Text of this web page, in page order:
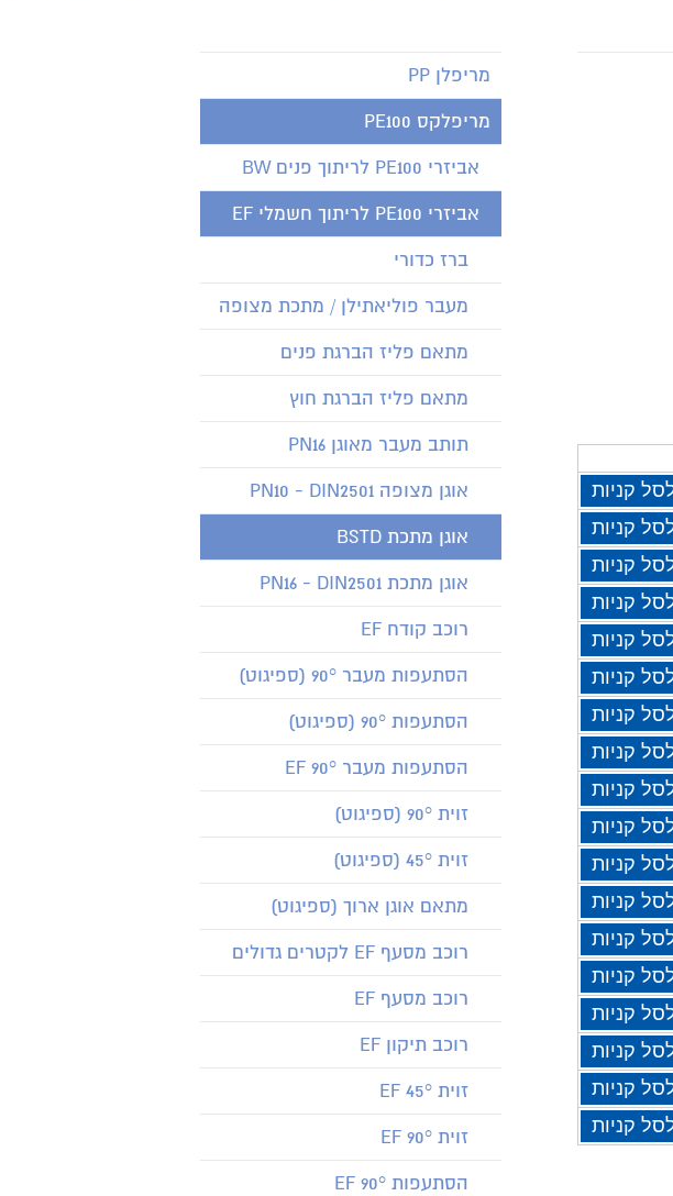
קניות
קניות
קניות
קניות
קניות
קניות
קניות
קניות
קניות
קניות
קניות
קניות
קניות
קניות
קניות
קניות
קניות
קניות
מריפלן PP
מריפלקס PE100
אביזרי PE100 לריתוך פנים BW
אביזרי PE100 לריתוך חשמלי EF
ברז כדורי
מעבר פוליאתילן / מתכת מצופה
מתאם פליז הברגת פנים
מתאם פליז הברגת חוץ
תותב מעבר מאוגן PN16
אוגן מצופה PN10 - DIN2501
אוגן מתכת BSTD
אוגן מתכת PN16 - DIN2501
רוכב קודח EF
הסתעפות מעבר 90° (ספיגוט)
הסתעפות 90° (ספיגוט)
הסתעפות מעבר 90° EF
זוית 90° (ספיגוט)
זוית 45° (ספיגוט)
מתאם אוגן ארוך (ספיגוט)
רוכב מסעף EF לקטרים גדולים
רוכב מסעף EF
רוכב תיקון EF
זוית 45° EF
זוית 90° EF
הסתעפות 90° EF